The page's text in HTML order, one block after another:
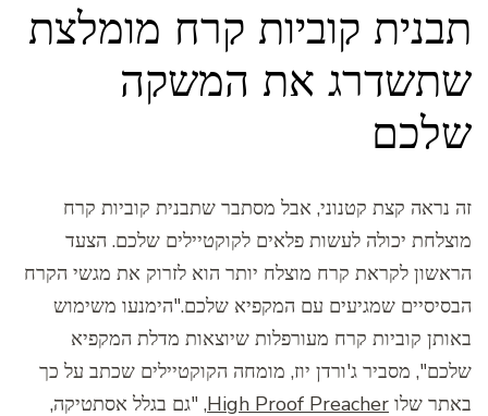
תבנית קוביות קרח מומלצת
שתשדרג את המשקה
שלכם
זה נראה קצת קטנוני, אבל מסתבר שתבנית קוביות קרח
מוצלחת יכולה לעשות פלאים לקוקטיילים שלכם. הצעד
הראשון לקראת קרח מוצלח יותר הוא לזרוק את מגשי הקרח
הבסיסיים שמגיעים עם המקפיא שלכם."הימנעו משימוש
באותן קוביות קרח מעורפלות שיוצאות מדלת המקפיא
שלכם", מסביר ג'ורדן יוז, מומחה הקוקטיילים שכתב על כך
באתר שלו High Proof Preacher, "גם בגלל אסתטיקה,